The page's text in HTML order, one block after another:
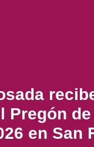
Pregón
en San